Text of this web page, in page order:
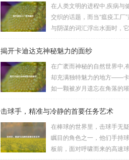
军队在战场上冲锋陷阵、排
的每一场战斗都充满了变...
起，便肩负着守护的重任，
手持巨盾，宛如一道不可逾
友们遮风挡雨，抵御着来自
意志，在一次次战斗中积累着
长，无论是在阴森恐怖的地
战火纷飞的前线战场，守...
在人类文明的进程中,疾病与
交织的话题，而当“瘟疫工厂
与阴谋的词汇浮出水面时，
知和国际秩序的严重挑战。 “
的势力为了实现其不可告人
立的进行生物武器研发和试
所谓的“工厂”，披着科学研
看,生物武器的使用曾经给人
教训，在战争时期，某些国
菌、病毒...
揭开卡迪达克神秘魅力的面纱
在广袤而神秘的自然世界中,
却充满独特魅力的地方——
如一颗被岁月遗忘在角落的
索者去揭开它那神秘的面纱。
貌，高耸入云的山脉连绵起
用巨手堆砌而成的巍峨屏障
雪不化，在阳光的照耀下闪
击球手，精准与冷静的首要任务艺术
在棒球的世界里，击球手无
瞩目的角色之一，他们手持
板前，面对呼啸而来的高速